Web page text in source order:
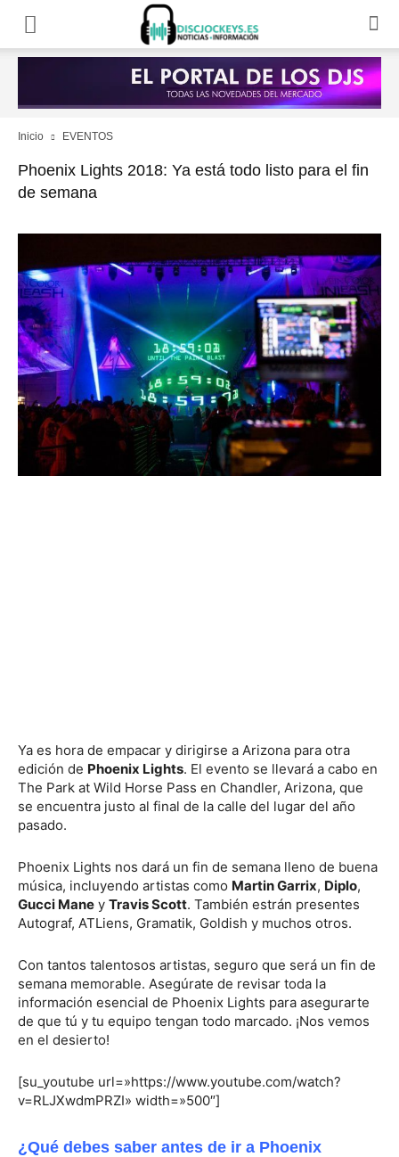
Inicio EVENTOS
Phoenix Lights 2018: Ya está todo listo para el fin
de semana
Ya es hora de empacar y dirigirse a Arizona para otra
edición de Phoenix Lights. El evento se llevará a cabo en
The Park at Wild Horse Pass en Chandler, Arizona, que
se encuentra justo al final de la calle del lugar del año
pasado.
Phoenix Lights nos dará un fin de semana lleno de buena
música, incluyendo artistas como Martin Garrix, Diplo,
Gucci Mane y Travis Scott. También estrán presentes
Autograf, ATLiens, Gramatik, Goldish y muchos otros.
Con tantos talentosos artistas, seguro que será un fin de
semana memorable. Asegúrate de revisar toda la
información esencial de Phoenix Lights para asegurarte
de que tú y tu equipo tengan todo marcado. ¡Nos vemos
en el desierto!
[su_youtube url=»https://www.youtube.com/watch?
v=RLJXwdmPRZI» width=»500″]
¿Qué debes saber antes de ir a Phoenix